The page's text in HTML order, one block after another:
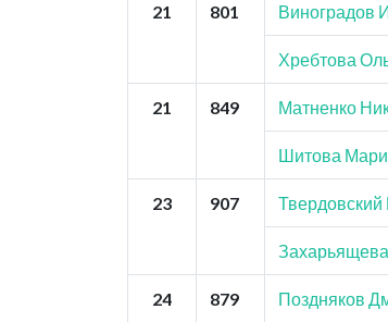
21 801 Виноградов
Хребтова
21 849 Матненко
Шитова
23 907 Твердовский
24 879 Поздняков